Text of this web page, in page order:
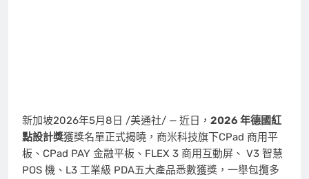
新加坡2026年5月8日 /美通社/ — 近日， 2026 年德國紅
點設計獎獲獎名單正式揭曉，商米科技旗下CPad 商用平
板、CPad PAY 金融平板、FLEX 3 商用互動屏、 V3 智慧
POS 機、L3 工業級 PDA五大產品悉數獲獎，一舉包攬多